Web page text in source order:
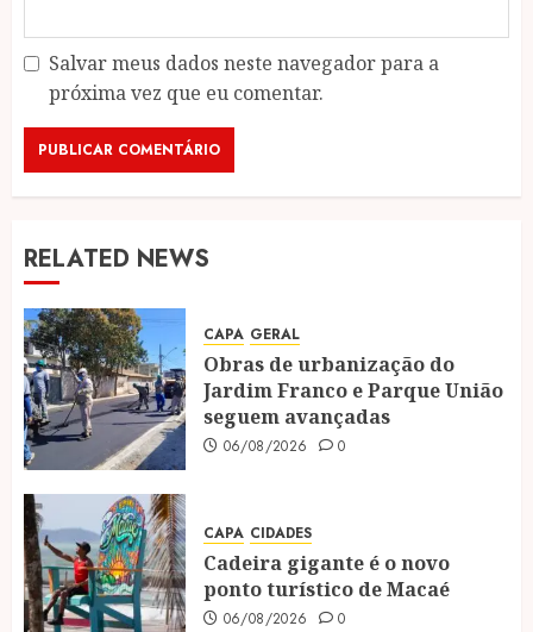
Salvar meus dados neste navegador para a
próxima vez que eu comentar.
RELATED NEWS
CAPA GERAL
Obras de urbanização do
Jardim Franco e Parque União
seguem avançadas
06/08/2026 0
CAPA CIDADES
Cadeira gigante é o novo
ponto turístico de Macaé
06/08/2026 0